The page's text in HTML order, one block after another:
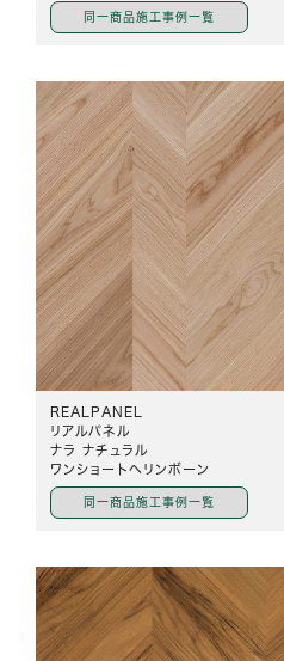
同一商品施工事例一覧
REALPANEL
リアルパネル
ナラ ナチュラル
ワンショートヘリンボーン
同一商品施工事例一覧